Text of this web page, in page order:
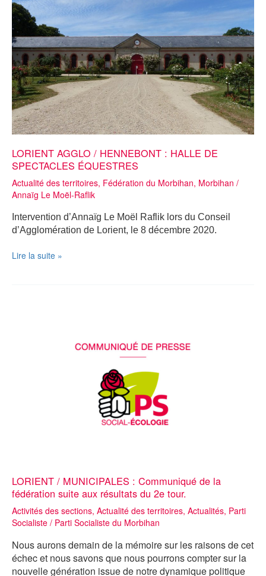
nouvelles
bases
politiques,
stratégiques
et
opérationnelles
plus
affirmées
à
gauche »
LORIENT AGGLO / HENNEBONT : HALLE DE
SPECTACLES ÉQUESTRES
Actualité des territoires, Fédération du Morbihan, Morbihan /
Annaïg Le Moël-Raflik
Intervention d’Annaïg Le Moël Raflik lors du Conseil
d’Agglomération de Lorient, le 8 décembre 2020.
LORIENT
Lire la suite »
LORIENT / MUNICIPALES : Communiqué de la
fédération suite aux résultats du 2e tour.
Activités des sections, Actualité des territoires, Actualités, Parti
Socialiste / Parti Socialiste du Morbihan
Nous aurons demain de la mémoire sur les raisons de cet
échec et nous savons que nous pourrons compter sur la
nouvelle génération issue de notre dynamique politique